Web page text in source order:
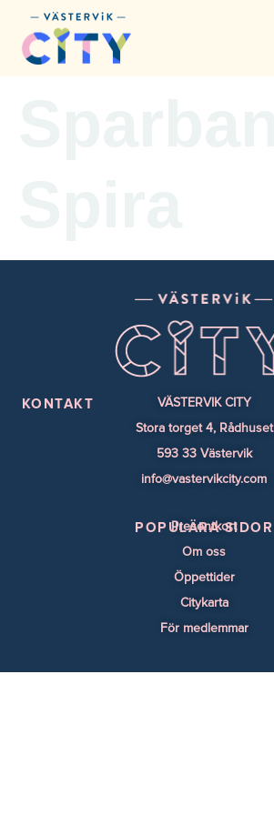
content
KONTAKT
VÄSTERVIK CITY
Stora torget 4, Rådhuset
593 33 Västervik
info@vastervikcity.com
POPULÄRA SIDOR
Presentkort
Om oss
Öppettider
Citykarta
För medlemmar